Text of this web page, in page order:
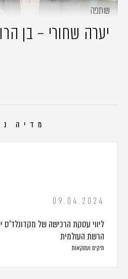
שותפה
יערה שחורי – בן
מדיה
09.04.2024
ליווי עסקת הרכישה של מקדונלד'ס
הרשת העולמית
תיקים ועסקאות